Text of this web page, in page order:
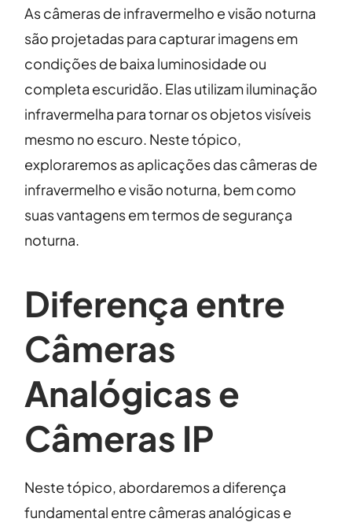
As câmeras de infravermelho e visão noturna
são projetadas para capturar imagens em
condições de baixa luminosidade ou
completa escuridão. Elas utilizam iluminação
infravermelha para tornar os objetos visíveis
mesmo no escuro. Neste tópico,
exploraremos as aplicações das câmeras de
infravermelho e visão noturna, bem como
suas vantagens em termos de segurança
noturna.
Diferença entre
Câmeras
Analógicas e
Câmeras IP
Neste tópico, abordaremos a diferença
fundamental entre câmeras analógicas e